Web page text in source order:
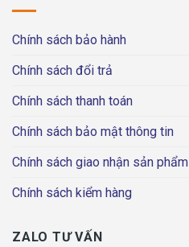
Chính sách bảo hành
Chính sách đổi trả
Chính sách thanh toán
Chính sách bảo mật thông tin
Chính sách giao nhận sản phẩm
Chính sách kiểm hàng
ZALO TƯ VẤN